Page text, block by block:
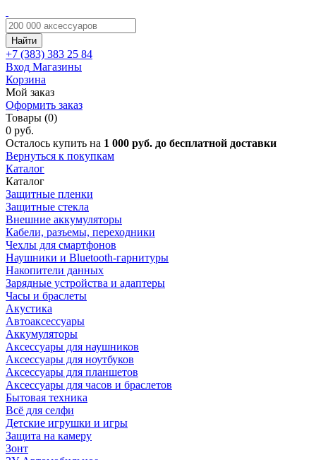
Найти
+7 (383) 383 25 84
Вход Магазины
Корзина
Мой заказ
Оформить заказ
Товары (0)
0 руб.
Осталось купить на 1 000 руб. до бесплатной доставки
Вернуться к покупкам
Каталог
Каталог
Защитные пленки
Защитные стекла
Внешние аккумуляторы
Кабели, разъемы, переходники
Чехлы для смартфонов
Наушники и Bluetooth-гарнитуры
Накопители данных
Зарядные устройства и адаптеры
Часы и браслеты
Акустика
Автоаксессуары
Аккумуляторы
Аксессуары для наушников
Аксессуары для ноутбуков
Аксессуары для планшетов
Аксессуары для часов и браслетов
Бытовая техника
Всё для селфи
Детские игрушки и игры
Защита на камеру
Зонт